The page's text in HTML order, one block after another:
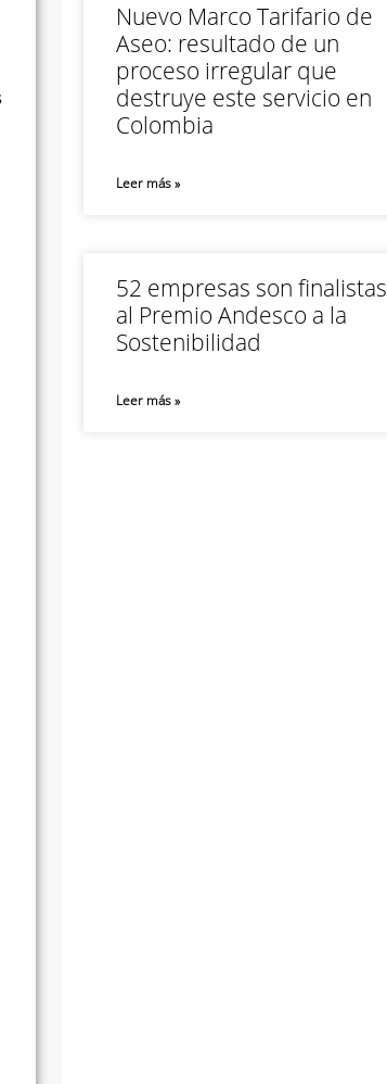
Nuevo Marco Tarifario de
Aseo: resultado de un
proceso irregular que
destruye este servicio en
Colombia
Leer más »
52 empresas son finalistas
al Premio Andesco a la
Sostenibilidad
Leer más »